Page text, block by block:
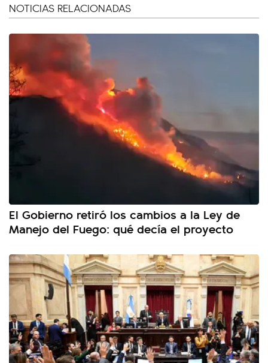
NOTICIAS RELACIONADAS
El Gobierno retiró los cambios a la Ley de
Manejo del Fuego: qué decía el proyecto